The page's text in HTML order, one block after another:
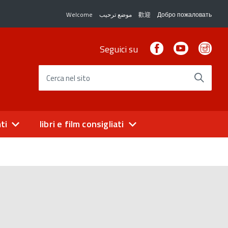
Welcome موضع ترحيب 歡迎 Добро пожаловать
Seguici su FacebookYoutube
Cerca nel sito
libri e film consigliati